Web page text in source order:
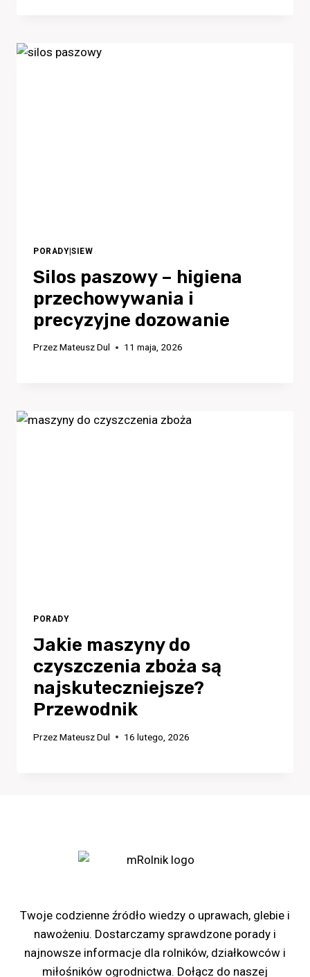
PORADY|SIEW
Silos paszowy – higiena
przechowywania i
precyzyjne dozowanie
PrzezMateusz Dul 11 maja, 2026
PORADY
Jakie maszyny do
czyszczenia zboża są
najskuteczniejsze?
Przewodnik
PrzezMateusz Dul 16 lutego, 2026
Twoje codzienne źródło wiedzy o uprawach, glebie i
nawożeniu. Dostarczamy sprawdzone porady i
najnowsze informacje dla rolników, działkowców i
miłośników ogrodnictwa. Dołącz do naszej